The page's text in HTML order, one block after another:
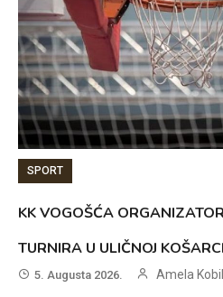
SPORT
KK VOGOŠĆA
TURNIRA U ULIČNOJ
5. Augusta 2026. Amela